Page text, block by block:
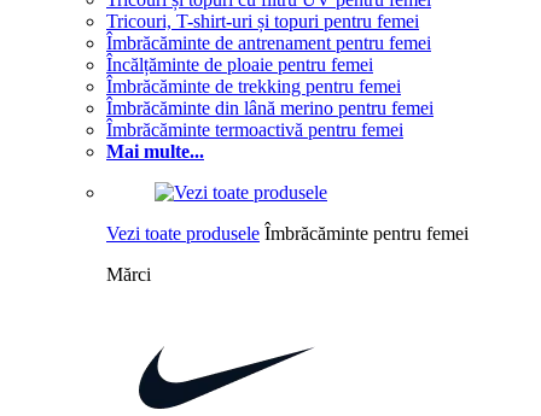
Tricouri, T-shirt-uri și topuri pentru femei
Îmbrăcăminte de antrenament pentru femei
Încălțăminte de ploaie pentru femei
Îmbrăcăminte de trekking pentru femei
Îmbrăcăminte din lână merino pentru femei
Îmbrăcăminte termoactivă pentru femei
Mai multe...
Vezi toate produsele Îmbrăcăminte pentru femei
Mărci